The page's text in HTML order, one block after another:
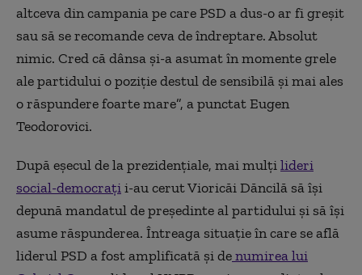
altceva din campania pe care PSD a dus-o ar fi greșit
sau să se recomande ceva de îndreptare. Absolut
nimic. Cred că dânsa și-a asumat în momente grele
ale partidului o poziție destul de sensibilă și mai ales
o răspundere foarte mare”, a punctat Eugen
Teodorovici.
După eșecul de la prezidențiale, mai mulțilideri
social-democrații-au cerut Vioricăi Dăncilă să își
depună mandatul de președinte al partidului și să își
asume răspunderea. Întreaga situație în care se află
liderul PSD a fost amplificată și denumirea lui